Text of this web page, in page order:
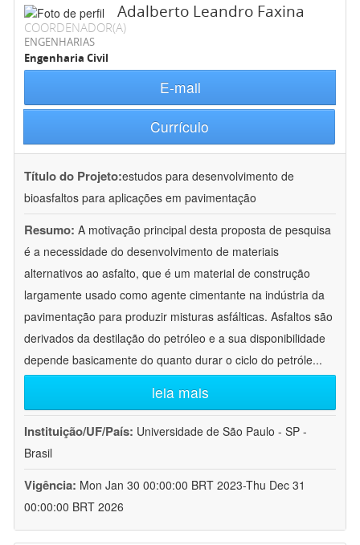
Adalberto Leandro Faxina
COORDENADOR(A)
ENGENHARIAS
Engenharia Civil
E-mail
Currículo
Título do Projeto:estudos para desenvolvimento de
bioasfaltos para aplicações em pavimentação
Resumo: A motivação principal desta proposta de pesquisa
é a necessidade do desenvolvimento de materiais
alternativos ao asfalto, que é um material de construção
largamente usado como agente cimentante na indústria da
pavimentação para produzir misturas asfálticas. Asfaltos são
derivados da destilação do petróleo e a sua disponibilidade
depende basicamente do quanto durar o ciclo do petróle...
leia mais
Instituição/UF/País: Universidade de São Paulo - SP -
Brasil
Vigência: Mon Jan 30 00:00:00 BRT 2023-Thu Dec 31
00:00:00 BRT 2026